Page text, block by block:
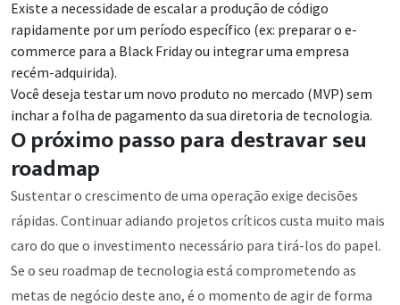
Existe a necessidade de escalar a produção de código
rapidamente por um período específico (ex: preparar o e-
commerce para a Black Friday ou integrar uma empresa
recém-adquirida).
Você deseja testar um novo produto no mercado (MVP) sem
inchar a folha de pagamento da sua diretoria de tecnologia.
O próximo passo para destravar seu
roadmap
Sustentar o crescimento de uma operação exige decisões
rápidas. Continuar adiando projetos críticos custa muito mais
caro do que o investimento necessário para tirá-los do papel.
Se o seu roadmap de tecnologia está comprometendo as
metas de negócio deste ano, é o momento de agir de forma